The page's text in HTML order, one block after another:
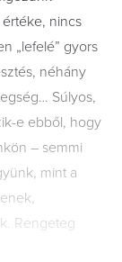
nincs
„lefelé” gyors
néhány
Súlyos,
e ebből, hogy
– semmi
mint a
Rengeteg